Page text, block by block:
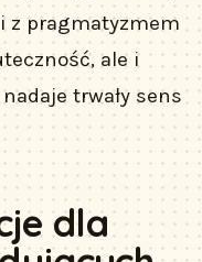
z pragmatyzmem
ale i
trwały sens
dla